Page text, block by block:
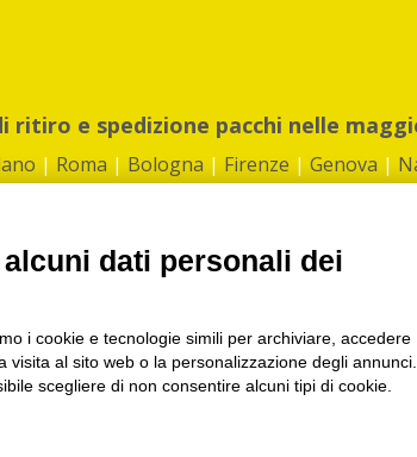
ritiro e spedizione pacchi nelle
| Roma | Bologna | Firenze | Genova |
| REA: RM 1494760 | Cap.Soc.: 50.000€ |Whistleblowing|
tra Bar, Tabaccai, Edicole e Kipoint per ritirare i tuoi
dati personali dei
i cookie e tecnologie simili per archiviare, accedere
al sito web o la personalizzazione degli annunci.
scegliere di non consentire alcuni tipi di cookie.